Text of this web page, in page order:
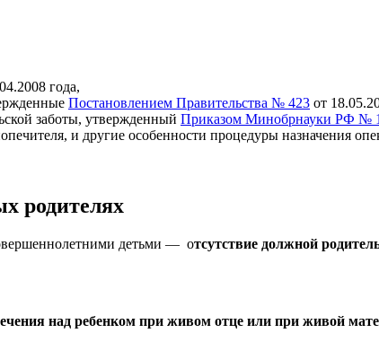
года,
Постановлением Правительства № 423 от
заботы, утвержденный Приказом Минобрнауки РФ №
и другие особенности процедуры назначения
родителях
детьми — отсутствие должной
над ребенком при живом отце или при живой